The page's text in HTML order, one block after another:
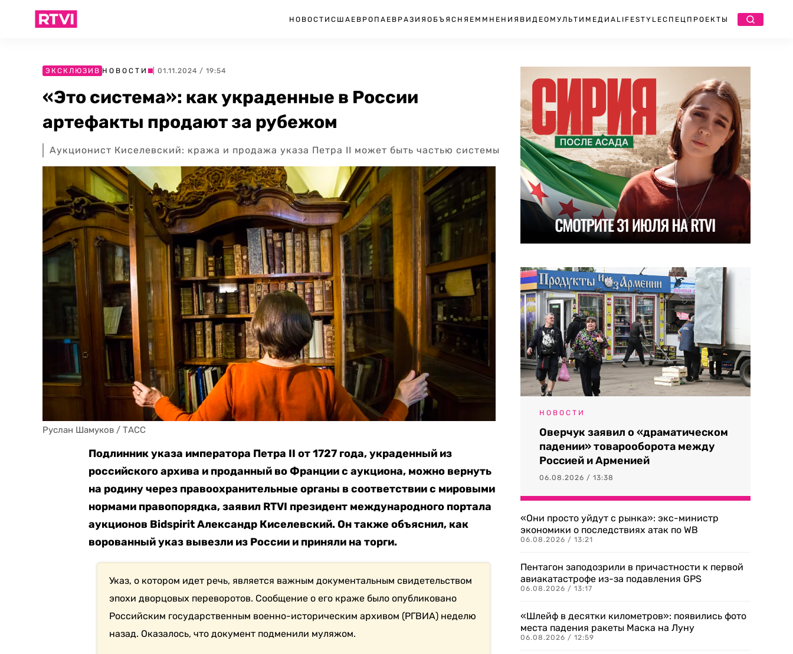
НОВОСТИ США ЕВРОПА ЕВРАЗИЯ ОБЪЯСНЯЕМ МНЕНИЯ ВИДЕО МУЛЬТИМЕДИА LIFESTYLEСПЕЦПРОЕКТЫ
ЭКСКЛЮЗИВ НОВОСТИ | 01.11.2024 / 19:54
«Это система»: как украденные в России
артефакты продают за рубежом
Аукционист Киселевский: кража и продажа указа Петра II может быть частью системы
Руслан Шамуков / ТАСС
Подлинник указа императора Петра II от 1727 года, украденный из
российского архива и проданный во Франции с аукциона, можно вернуть
на родину через правоохранительные органы в соответствии с мировыми
нормами правопорядка, заявил RTVI президент международного портала
аукционов Bidspirit Александр Киселевский. Он также объяснил, как
ворованный указ вывезли из России и приняли на торги.
Указ, о котором идет речь, является важным документальным свидетельством
эпохи дворцовых переворотов. Сообщение о его краже было опубликовано
Российским государственным военно-историческим архивом (РГВИА) неделю
назад. Оказалось, что документ подменили муляжом.
НОВОСТИ
Оверчук заявил о «драматическом
падении» товарооборота между
Россией и Арменией
06.08.2026 / 13:38
«Они просто уйдут с рынка»: экс-министр
экономики о последствиях атак по WB
06.08.2026 / 13:21
Пентагон заподозрили в причастности к первой
авиакатастрофе из-за подавления GPS
06.08.2026 / 13:17
«Шлейф в десятки километров»: появились фото
места падения ракеты Маска на Луну
06.08.2026 / 12:59